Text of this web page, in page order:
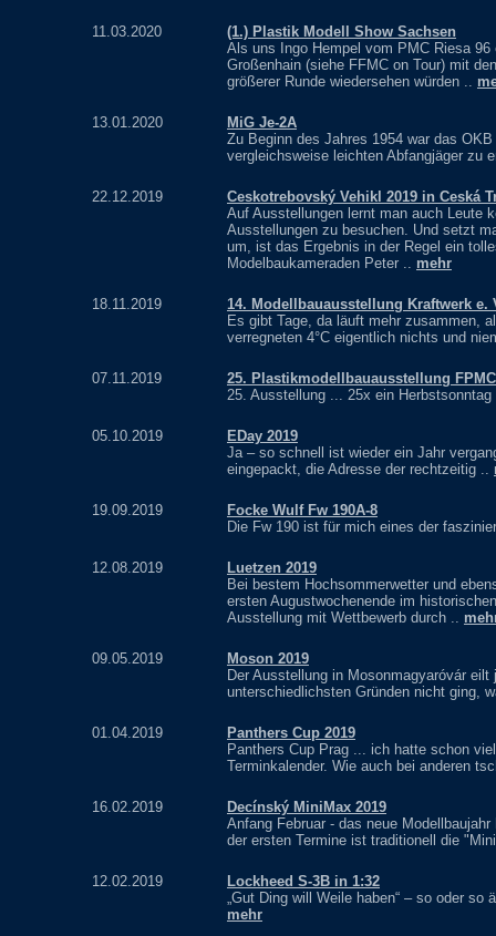
11.03.2020
(1.) Plastik Modell Show Sachsen
Als uns Ingo Hempel vom PMC Riesa 96
Großenhain (siehe FFMC on Tour) mit
größerer Runde wiedersehen würden ..
13.01.2020
MiG Je-2A
Zu Beginn des Jahres 1954 war das
vergleichsweise leichten Abfangjäger zu
22.12.2019
Ceskotrebovský Vehikl 2019 in Ceská
Auf Ausstellungen lernt man auch Leute
Ausstellungen zu besuchen. Und setzt
um, ist das Ergebnis in der Regel ein
Modelbaukameraden Peter .. mehr
18.11.2019
14. Modellbauausstellung Kraftwerk e.
Es gibt Tage, da läuft mehr zusammen,
verregneten 4°C eigentlich nichts und
07.11.2019
25. Plastikmodellbauausstellung
25. Ausstellung ... 25x ein
05.10.2019
EDay 2019
Ja – so schnell ist wieder ein Jahr
eingepackt, die Adresse der rechtzeitig ..
19.09.2019
Focke Wulf Fw 190A-8
Die Fw 190 ist für mich eines der
12.08.2019
Luetzen 2019
Bei bestem Hochsommerwetter und
ersten Augustwochenende im
Ausstellung mit Wettbewerb durch ..
09.05.2019
Moson 2019
Der Ausstellung in Mosonmagyaróvár
unterschiedlichsten Gründen nicht ging,
01.04.2019
Panthers Cup 2019
Panthers Cup Prag ... ich hatte schon
Terminkalender. Wie auch bei anderen
16.02.2019
Decínský MiniMax 2019
Anfang Februar - das neue
der ersten Termine ist traditionell die
12.02.2019
Lockheed S-3B in 1:32
„Gut Ding will Weile haben“ – so oder
mehr